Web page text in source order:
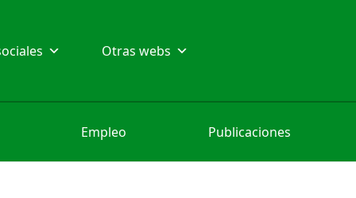
Otras webs
Empleo Publicaciones